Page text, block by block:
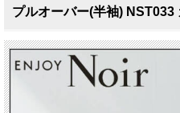
プルオーバー(半袖)